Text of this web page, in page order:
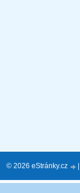
© 2026 eStránky.cz